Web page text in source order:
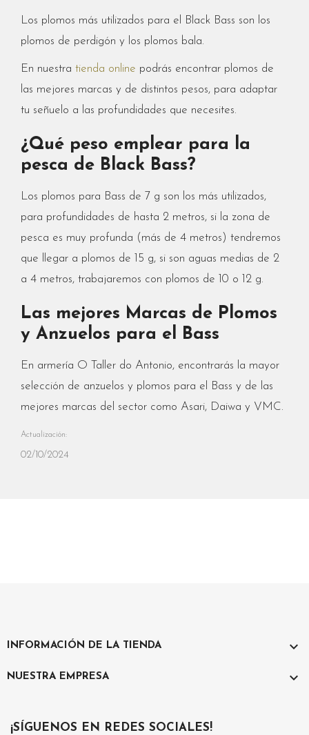
Los plomos más utilizados para el Black Bass son los
plomos de perdigón y los plomos bala.
En nuestra tienda online podrás encontrar plomos de
las mejores marcas y de distintos pesos, para adaptar
tu señuelo a las profundidades que necesites.
¿Qué peso emplear para la
pesca de Black Bass?
Los plomos para Bass de 7 g son los más utilizados,
para profundidades de hasta 2 metros, si la zona de
pesca es muy profunda (más de 4 metros) tendremos
que llegar a plomos de 15 g, si son aguas medias de 2
a 4 metros, trabajaremos con plomos de 10 o 12 g.
Las mejores Marcas de Plomos
y Anzuelos para el Bass
En armería O Taller do Antonio, encontrarás la mayor
selección de anzuelos y plomos para el Bass y de las
mejores marcas del sector como Asari, Daiwa y VMC.
Actualización:
02/10/2024
INFORMACIÓN DE LA TIENDA 
NUESTRA EMPRESA 
¡SÍGUENOS EN REDES SOCIALES!